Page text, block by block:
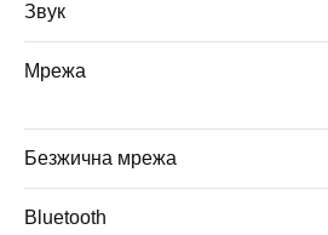
Звук
Мрежа
Безжична мрежа
Bluetooth